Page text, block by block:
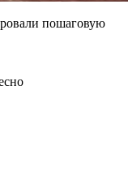
пошаговую